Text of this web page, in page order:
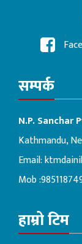
सम्पर्क
N.P. Sanchar
Kathmandu,
Email:
Mob
हाम्रो टिम